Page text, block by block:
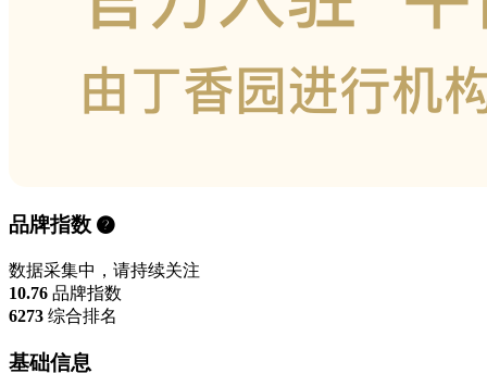
品牌指数
数据采集中，请持续关注
10.76 品牌指数
6273 综合排名
基础信息